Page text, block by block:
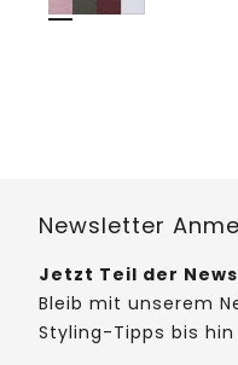
Newsletter
Jetzt Teil der
Bleib mit unserem
Styling-Tipps bis